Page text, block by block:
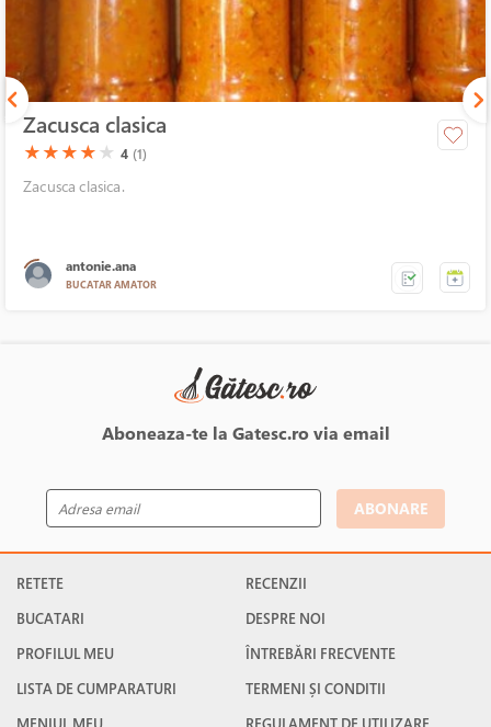
Zacusca clasica
(*)
★(*)
★(*)
★(*)
★( )
★ 4 (1)
Zacusca clasica.
antonie.ana
BUCATAR AMATOR
Aboneaza-te la Gatesc.ro via email
ABONARE
RETETE
BUCATARI
PROFILUL MEU
LISTA DE CUMPARATURI
RECENZII
DESPRE NOI
ÎNTREBĂRI FRECVENTE
TERMENI ȘI CONDITII